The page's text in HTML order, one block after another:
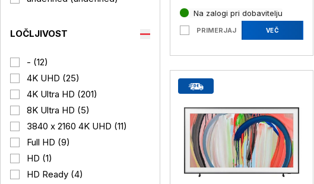
LOČLJIVOST
- (12)
4K UHD (25)
4K Ultra HD (201)
8K Ultra HD (5)
3840 x 2160 4K UHD (11)
Full HD (9)
HD (1)
HD Ready (4)
Na zalogi pri dobavitelju
PRIMERJAJ VEČ